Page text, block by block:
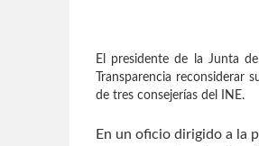
El presidente de la Junta
Transparencia
de tres consejerías del INE.
En un oficio dirigido a la